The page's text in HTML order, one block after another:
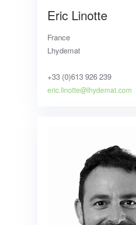
Eric Linotte
France
Lhydemat
+33 (0)613 926 239
eric.linotte@lhydemat.com